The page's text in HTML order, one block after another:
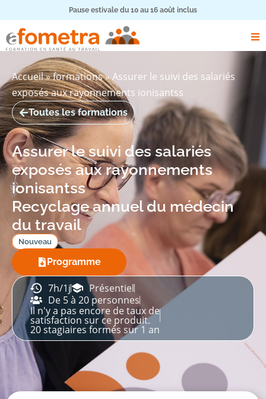
Pause estivale du 10 au 16 août inclus
Accueil»formations»Assurer le suivi des salariés
exposés aux rayonnements ionisantss
Toutes les formations
Assurer le suivi des salariés
exposés aux rayonnements
ionisantss
Recyclage annuel du médecin
du travail
Nouveau
Programme
7h/1j
Présentiel
De 5 à 20 personnes
Il n'y a pas encore de taux de
satisfaction sur ce produit.
20 stagiaires formés sur 1 an